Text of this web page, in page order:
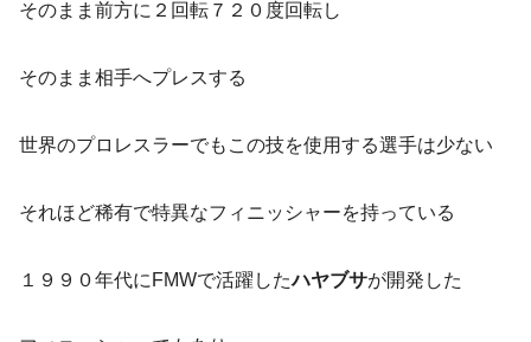
そのまま前方に２回転７２０度回転し
そのまま相手へプレスする
世界のプロレスラーでもこの技を使用する選手は少ない
それほど稀有で特異なフィニッシャーを持っている
１９９０年代にFMWで活躍したハヤブサが開発した